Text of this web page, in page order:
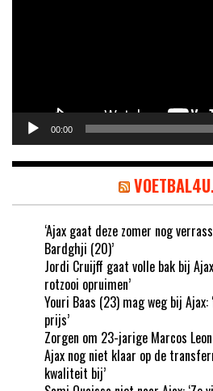
00:00
‘Ajax gaat deze zomer nog
Bardghji (20)’
Jordi Cruijff gaat volle bak bij
rotzooi opruimen’
Youri Baas (23) mag weg bij
prijs’
Zorgen om 23-jarige Marcos
Ajax nog niet klaar op de
kwaliteit bij’